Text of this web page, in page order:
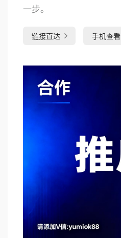
一步。
链接直达 手机查看